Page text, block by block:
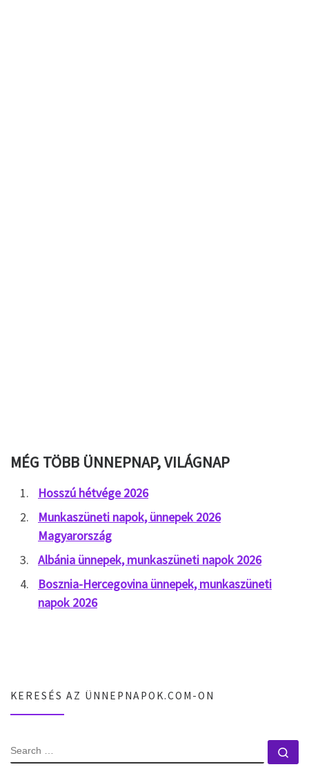
MÉG TÖBB ÜNNEPNAP, VILÁGNAP
Hosszú hétvége 2026
Munkaszüneti napok, ünnepek 2026
Magyarország
Albánia ünnepek, munkaszüneti napok 2026
Bosznia-Hercegovina ünnepek, munkaszüneti
napok 2026
KERESÉS AZ ÜNNEPNAPOK.COM-ON
SEARCH